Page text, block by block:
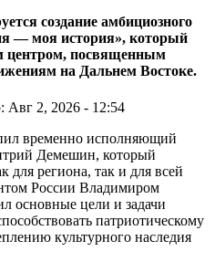
создание амбициозного
— моя история», который
центром, посвященным
на Дальнем Востоке.
Авг 2, 2026 - 12:54
временно исполняющий
Демешин, который
для региона, так и для всей
России Владимиром
основные цели и задачи
патриотическому
культурного наследия